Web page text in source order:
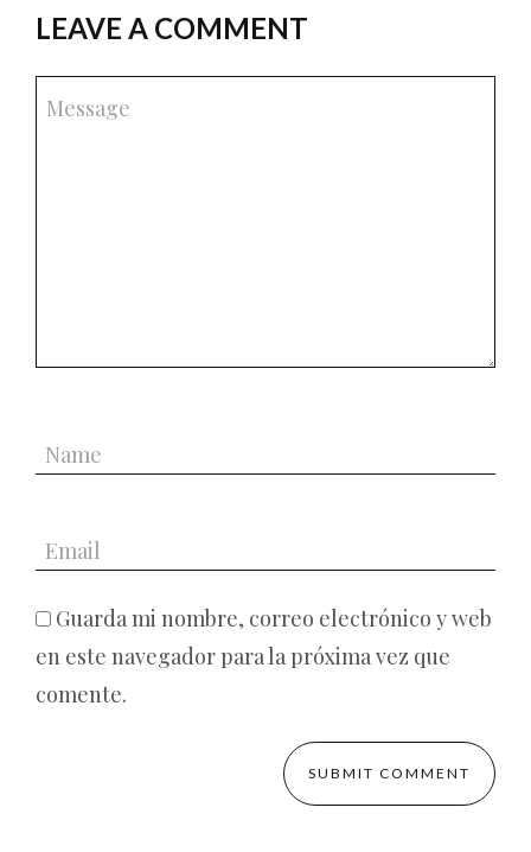
LEAVE A COMMENT
Guarda mi nombre, correo electrónico y web
en este navegador para la próxima vez que
comente.